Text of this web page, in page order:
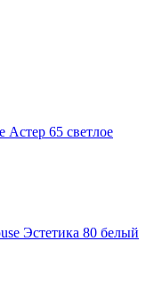
Астер 65 светлое